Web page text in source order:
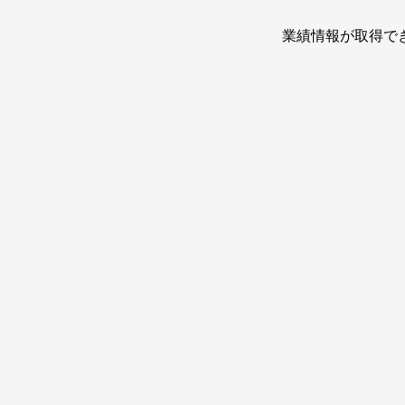
業績情報が取得で